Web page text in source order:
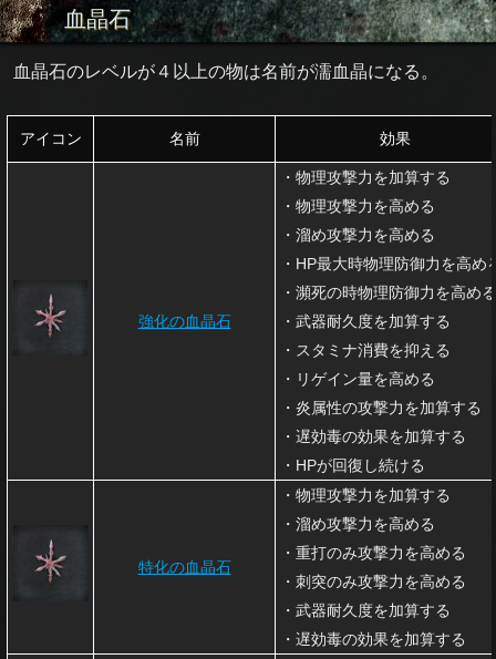
血晶石
血晶石のレベルが４以上の物は名前が濡血晶になる。
アイコン 名前 効果
強化の血晶石
・物理攻撃力を加算する
・物理攻撃力を高める
・溜め攻撃力を高める
・HP最大時物理防御力を高め
・瀕死の時物理防御力を高める
・武器耐久度を加算する
・スタミナ消費を抑える
・リゲイン量を高める
・炎属性の攻撃力を加算する
・遅効毒の効果を加算する
・HPが回復し続ける
特化の血晶石
・物理攻撃力を加算する
・溜め攻撃力を高める
・重打のみ攻撃力を高める
・刺突のみ攻撃力を高める
・武器耐久度を加算する
・遅効毒の効果を加算する